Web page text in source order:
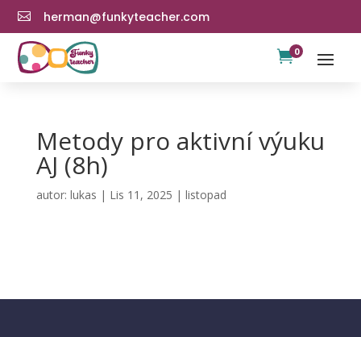
 herman@funkyteacher.com
0
Metody pro aktivní výuku
AJ (8h)
autor: lukas | Lis 11, 2025 | listopad